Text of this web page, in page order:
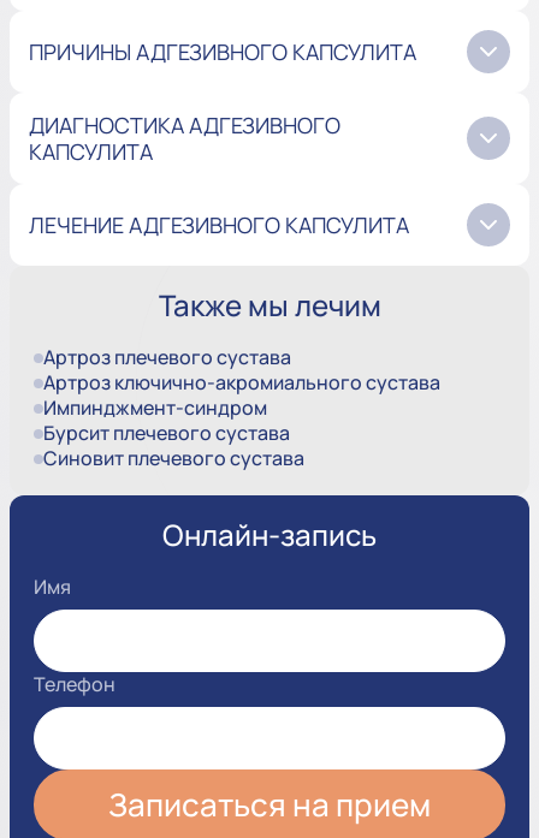
ПРИЧИНЫ АДГЕЗИВНОГО КАПСУЛИТА
ДИАГНОСТИКА АДГЕЗИВНОГО
КАПСУЛИТА
ЛЕЧЕНИЕ АДГЕЗИВНОГО КАПСУЛИТА
Также мы лечим
Артроз плечевого сустава
Артроз ключично-акромиального сустава
Импинджмент-синдром
Бурсит плечевого сустава
Синовит плечевого сустава
Онлайн-запись
Имя
Телефон